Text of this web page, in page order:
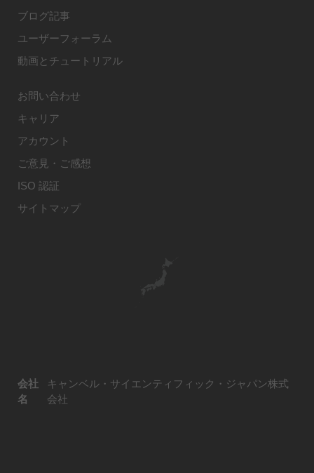
ブログ記事
ユーザーフォーラム
動画とチュートリアル
お問い合わせ
キャリア
アカウント
ご意見・ご感想
ISO 認証
サイトマップ
会社
名
キャンベル・サイエンティフィック・ジャパン株式
会社